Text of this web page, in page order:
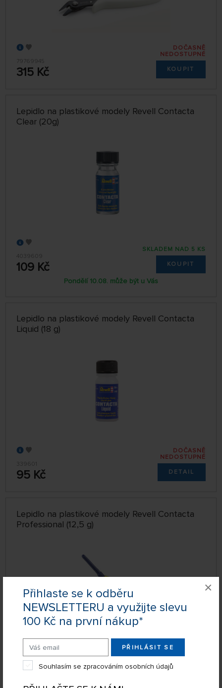
Přihlaste se k odběru
NEWSLETTERU a využijte slevu
100 Kč na první nákup*
PŘIHLÁSIT SE
Souhlasím se zpracováním osobních údajů
×
79769945
315 Kč
DOČASNĚ
NEDOSTUPNÉ
KOUPIT
Lepidlo na plastikové modely Revell Contacta
Clear (20g)
4039609
109 Kč
SKLADEM NAD 5 KS
KOUPIT
Pondělí 10.08. může být u Vás
Lepidlo na plastikové modely Revell Contacta
Liquid (18 g)
339601
95 Kč
DOČASNĚ
NEDOSTUPNÉ
DETAIL
Lepidlo na plastikové modely Revell Contacta
Professional (12,5 g)
339608
109 Kč KOUPIT
Pondělí 10.08. může být u Vás